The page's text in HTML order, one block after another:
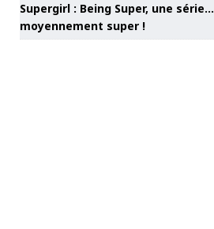
Supergirl : Being Super, une série…
moyennement super !